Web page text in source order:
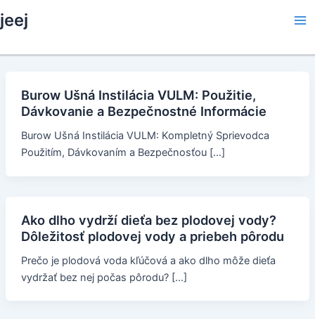
to
jeej
Burow Ušná Instilácia VULM: Použitie,
Dávkovanie a Bezpečnostné Informácie
Burow Ušná Instilácia VULM: Kompletný Sprievodca
Použitím, Dávkovaním a Bezpečnosťou […]
Ako dlho vydrží dieťa bez plodovej vody?
Dôležitosť plodovej vody a priebeh pôrodu
Prečo je plodová voda kľúčová a ako dlho môže dieťa
vydržať bez nej počas pôrodu? […]